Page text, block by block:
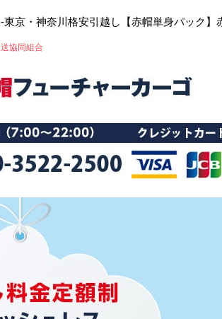
東京・神奈川格安引越し【赤帽単身パック】
協同組合